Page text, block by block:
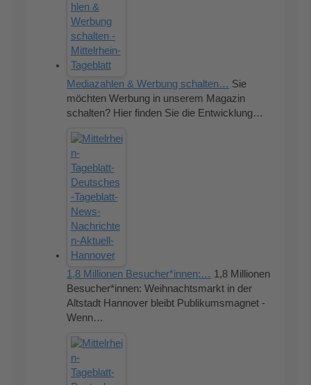
Mediazahlen & Werbung schalten… Sie
möchten Werbung in unserem Magazin
schalten? Hier finden Sie die Entwicklung…
1,8 Millionen Besucher*innen:… 1,8 Millionen
Besucher*innen: Weihnachtsmarkt in der
Altstadt Hannover bleibt Publikumsmagnet -
Wenn…